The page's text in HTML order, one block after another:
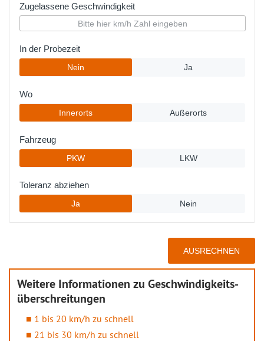
Weitere Informationen zu Geschwindigkeits­
überschreitungen
1 bis 20 km/h zu schnell
21 bis 30 km/h zu schnell